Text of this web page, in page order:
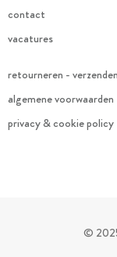
contact
vacatures
retourneren -
algemene voorwaarden
privacy & cookie policy
©